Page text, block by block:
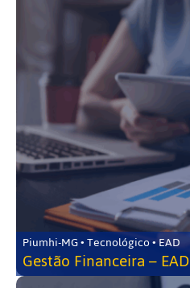
Piumhi-MG • Tecnológico • EAD
Gestão Financeira – EAD